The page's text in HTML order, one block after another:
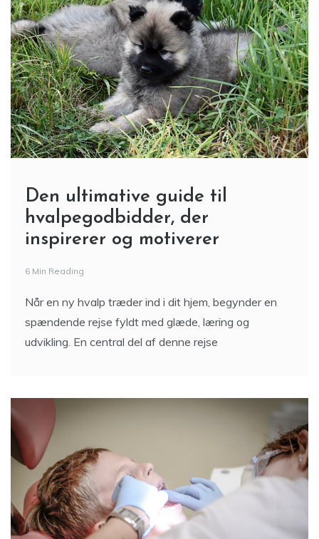
Den ultimative guide til
hvalpegodbidder, der
inspirerer og motiverer
6 Min Reading
Når en ny hvalp træder ind i dit hjem, begynder en
spændende rejse fyldt med glæde, læring og
udvikling. En central del af denne rejse